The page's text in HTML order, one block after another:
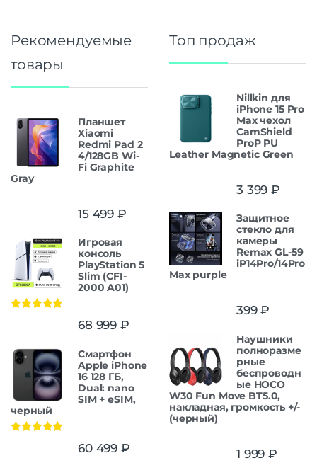
Рекомендуемые
товары
Планшет
Xiaomi
Redmi Pad 2
4/128GB Wi-
Fi Graphite
Gray
15 499 ₽
Игровая
консоль
PlayStation 5
Slim (CFI-
2000 A01)
68 999 ₽
Смартфон
Apple iPhone
16 128 ГБ,
Dual: nano
SIM + eSIM,
черный
60 499 ₽
Топ продаж
Nillkin для
iPhone 15 Pro
Max чехол
CamShield
ProP PU
Leather Magnetic Green
3 399 ₽
Защитнoe
cтекло для
камеры
Remax GL-59
iP14Pro/14Pro
Max purple
399₽
Наушники
полноразме
рные
беспроводн
ые HOCO
W30 Fun Move BT5.0,
накладная, громкость +/-
(черный)
1 999 ₽